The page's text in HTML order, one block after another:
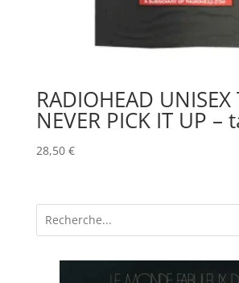
RADIOHEAD UNISEX
NEVER PICK IT UP –
28,50 €